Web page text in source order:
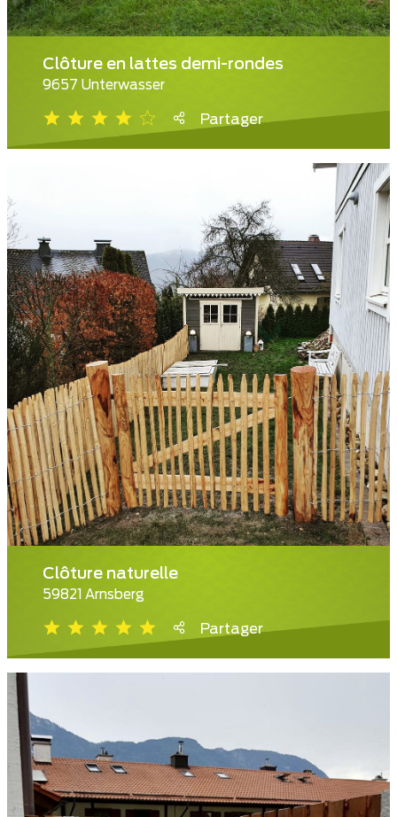
Clôture en lattes demi-rondes
9657 Unterwasser
Partager
Clôture naturelle
59821 Arnsberg
Partager